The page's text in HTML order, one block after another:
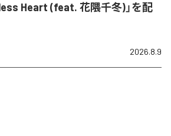
Heart (feat. 花隈千冬)」を配
2026.8.9